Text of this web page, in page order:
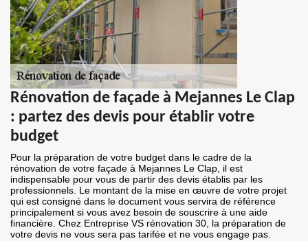
Rénovation de façade à Mejannes Le Clap
: partez des devis pour établir votre
budget
Pour la préparation de votre budget dans le cadre de la
rénovation de votre façade à Mejannes Le Clap, il est
indispensable pour vous de partir des devis établis par les
professionnels. Le montant de la mise en œuvre de votre projet
qui est consigné dans le document vous servira de référence
principalement si vous avez besoin de souscrire à une aide
financière. Chez Entreprise VS rénovation 30, la préparation de
votre devis ne vous sera pas tarifée et ne vous engage pas.